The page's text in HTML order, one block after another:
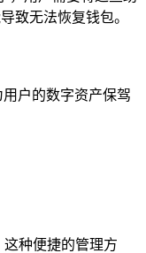
致无法恢复钱包。
户的数字资产保驾
种便捷的管理方